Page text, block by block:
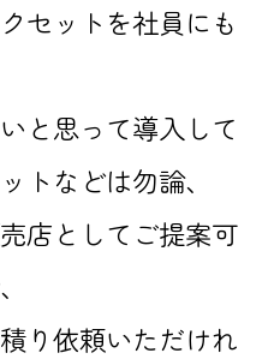
セットを社員にも
と思って導入して
トなどは勿論、
店としてご提案可
り依頼いただけれ